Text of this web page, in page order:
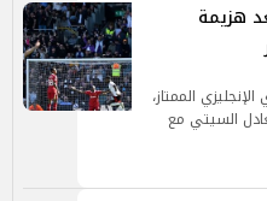
هزيمة
الممتاز،
السيتي مع